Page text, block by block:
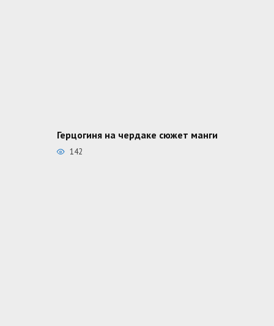
Герцогиня на чердаке сюжет манги
142